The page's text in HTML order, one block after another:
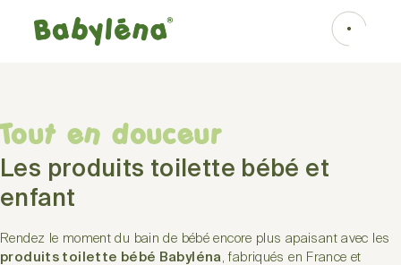
Tout en douceur
Les produits toilette bébé et
enfant
Rendez le moment du bain de bébé encore plus apaisant avec les
produits toilette bébé Babyléna, fabriqués en France et